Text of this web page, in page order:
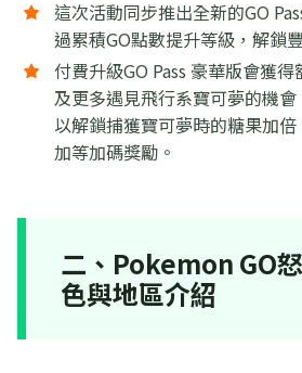
這次活動同步推出全新的GO
過累積GO點數提升等級，解鎖
付費升級GO Pass 豪華版會獲
及更多遇見飛行系寶可夢的機
以解鎖捕獲寶可夢時的糖果加
加等加碼獎勵。
二、Pokemon GO
色與地區介紹